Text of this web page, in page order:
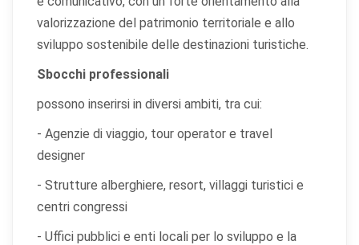
valorizzazione del patrimonio territoriale e allo
sviluppo sostenibile delle destinazioni turistiche.
Sbocchi professionali
possono inserirsi in diversi ambiti, tra cui:
- Agenzie di viaggio, tour operator e travel
designer
- Strutture alberghiere, resort, villaggi turistici e
centri congressi
- Uffici pubblici e enti locali per lo sviluppo e la